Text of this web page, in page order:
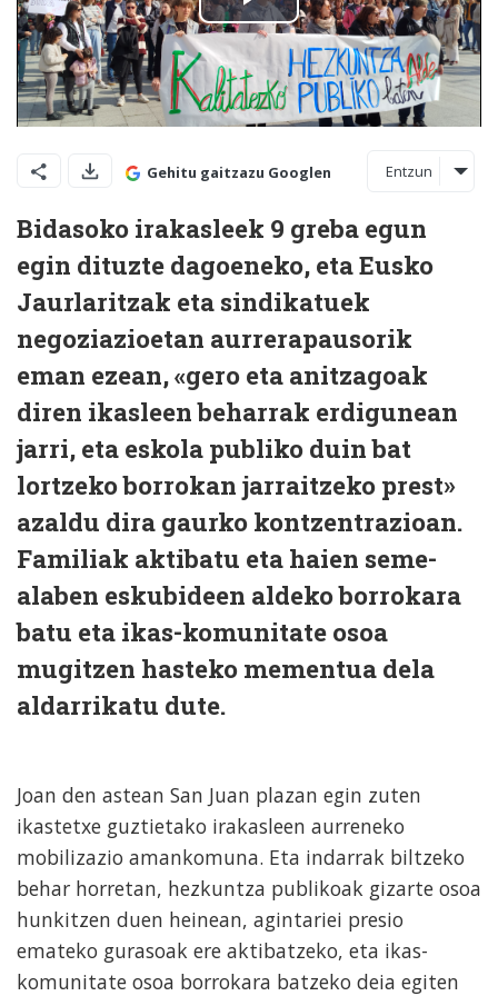
Gehitu gaitzazu Googlen Entzun
Bidasoko irakasleek 9 greba egun
egin dituzte dagoeneko, eta Eusko
Jaurlaritzak eta sindikatuek
negoziazioetan aurrerapausorik
eman ezean, «gero eta anitzagoak
diren ikasleen beharrak erdigunean
jarri, eta eskola publiko duin bat
lortzeko borrokan jarraitzeko prest»
azaldu dira gaurko kontzentrazioan.
Familiak aktibatu eta haien seme-
alaben eskubideen aldeko borrokara
batu eta ikas-komunitate osoa
mugitzen hasteko mementua dela
aldarrikatu dute.
Joan den astean San Juan plazan egin zuten
ikastetxe guztietako irakasleen aurreneko
mobilizazio amankomuna. Eta indarrak biltzeko
behar horretan, hezkuntza publikoak gizarte osoa
hunkitzen duen heinean, agintariei presio
emateko gurasoak ere aktibatzeko, eta ikas-
komunitate osoa borrokara batzeko deia egiten